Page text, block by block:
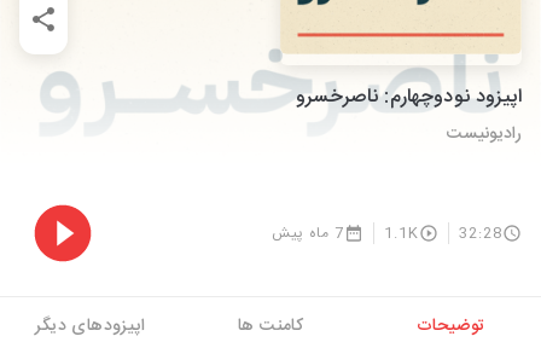
اپیزود نودوچهارم: ناصرخسرو
رادیونیست
32:28
1.1K 7 ماه پیش
توضیحات کامنت ها اپیزودهای دیگر